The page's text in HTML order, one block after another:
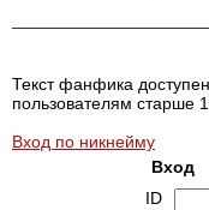
Текст фанфика
пользователям старше
Вход по никнейму
Вход
ID